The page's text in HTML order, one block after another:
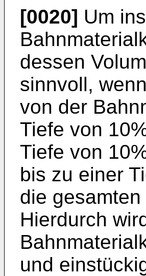
[0020] Um
dessen
sinnvoll,
von der
Tiefe von
Tiefe von
bis zu einer
die
Hierdurch
und